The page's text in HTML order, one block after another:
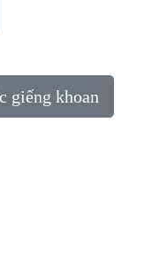
giếng khoan